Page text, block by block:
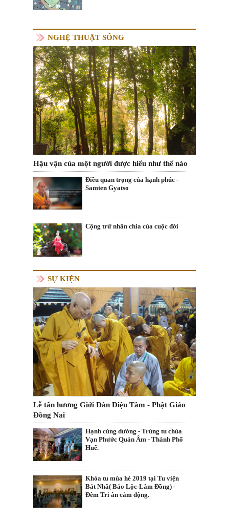
NGHỆ THUẬT SỐNG
Hậu vận của một người được hiểu như thế nào
Điều quan trọng của hạnh phúc -
Samten Gyatso
Cộng trừ nhân chia của cuộc đời
SỰ KIỆN
Lễ tấn hương Giới Đàn Diệu Tâm - Phật Giáo
Đồng Nai
Hạnh cúng dường - Trùng tu chùa
Vạn Phước Quán Âm - Thành Phố
Huế.
Khóa tu mùa hè 2019 tại Tu viện
Bát Nhã( Bảo Lộc-Lâm Đồng) -
Đêm Tri ân cảm động.